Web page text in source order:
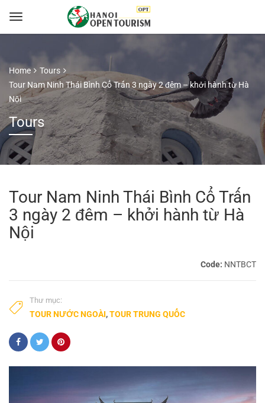
Home
Tours
Tour Nam Ninh Thái Bình Cổ Trấn 3 ngày 2 đêm – khởi hành từ Hà
Nội
Tours
Tour Nam Ninh Thái Bình Cổ Trấn
3 ngày 2 đêm – khởi hành từ Hà
Nội
Code: NNTBCT
Thư mục:
TOUR NƯỚC NGOÀI,TOUR TRUNG QUỐC